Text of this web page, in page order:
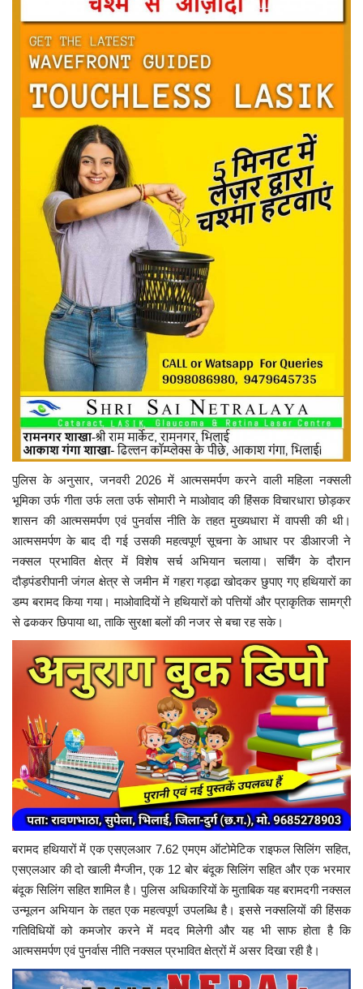
पुलिस के अनुसार, जनवरी 2026 में आत्मसमर्पण करने वाली महिला नक्सली
भूमिका उर्फ गीता उर्फ लता उर्फ सोमारी ने माओवाद की हिंसक विचारधारा छोड़कर
शासन की आत्मसमर्पण एवं पुनर्वास नीति के तहत मुख्यधारा में वापसी की थी।
आत्मसमर्पण के बाद दी गई उसकी महत्वपूर्ण सूचना के आधार पर डीआरजी ने
नक्सल प्रभावित क्षेत्र में विशेष सर्च अभियान चलाया। सर्चिंग के दौरान
दौड़पंडरीपानी जंगल क्षेत्र से जमीन में गहरा गड्ढा खोदकर छुपाए गए हथियारों का
डम्प बरामद किया गया। माओवादियों ने हथियारों को पत्तियों और प्राकृतिक सामग्री
से ढककर छिपाया था, ताकि सुरक्षा बलों की नजर से बचा रह सके।
बरामद हथियारों में एक एसएलआर 7.62 एमएम ऑटोमेटिक राइफल सिलिंग सहित,
एसएलआर की दो खाली मैग्जीन, एक 12 बोर बंदूक सिलिंग सहित और एक भरमार
बंदूक सिलिंग सहित शामिल है। पुलिस अधिकारियों के मुताबिक यह बरामदगी नक्सल
उन्मूलन अभियान के तहत एक महत्वपूर्ण उपलब्धि है। इससे नक्सलियों की हिंसक
गतिविधियों को कमजोर करने में मदद मिलेगी और यह भी साफ होता है कि
आत्मसमर्पण एवं पुनर्वास नीति नक्सल प्रभावित क्षेत्रों में असर दिखा रही है।